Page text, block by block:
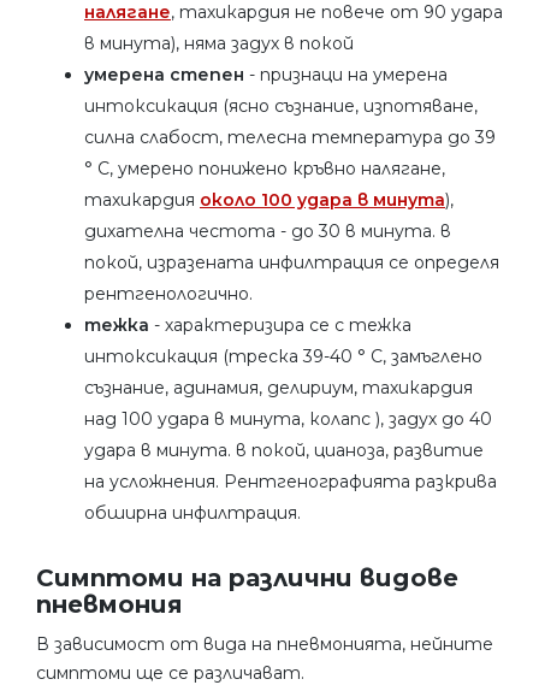
налягане, тахикардия не повече от 90 удара
в минута), няма задух в покой
умерена степен - признаци на умерена
интоксикация (ясно съзнание, изпотяване,
силна слабост, телесна температура до 39
° C, умерено понижено кръвно налягане,
тахикардия около 100 удара в минута),
дихателна честота - до 30 в минута. в
покой, изразената инфилтрация се определя
рентгенологично.
тежка - характеризира се с тежка
интоксикация (треска 39-40 ° C, замъглено
съзнание, адинамия, делириум, тахикардия
над 100 удара в минута, колапс ), задух до 40
удара в минута. в покой, цианоза, развитие
на усложнения. Рентгенографията разкрива
обширна инфилтрация.
Симптоми на различни видове
пневмония
В зависимост от вида на пневмонията, нейните
симптоми ще се различават.